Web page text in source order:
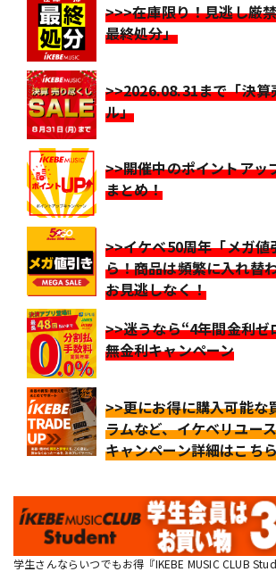
>>>在庫限り！見逃し厳
最終処分」
>>2026.08.31まで「決算
ル」
>>開催中のポイントアッ
まとめ！
>>イケベ50周年「メガ値
ら！商品は頻繁に入れ替
お見逃しなく！
>>迷うなら“4年間金利ゼ
無金利キャンペーン
>>更にお得に購入可能な
ラムなど、イケベリユー
キャンペーン詳細はこち
学生さんならいつでもお得『IKEBE MUSIC CLUB